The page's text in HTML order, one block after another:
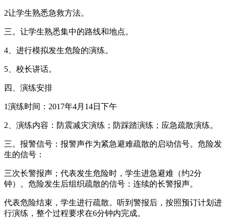
2让学生熟悉急救方法。
三。让学生熟悉集中的路线和地点。
4、进行模拟发生危险的演练。
5、校长讲话。
四、演练安排
1演练时间：2017年4月14日下午
2、演练内容：防震减灾演练；防踩踏演练；应急疏散演练。
三。报警信号：报警声作为紧急避难疏散的启动信号。危险发
生的信号：
三次长警报声；代表发生危险时，学生进急避难（约2分
钟）。危险发生后组织疏散的信号：连续的长警报声。
代表危险结束，学生进行疏散。听到警报后，按照预订计划进
行演练，整个过程要求在6分钟内完成。